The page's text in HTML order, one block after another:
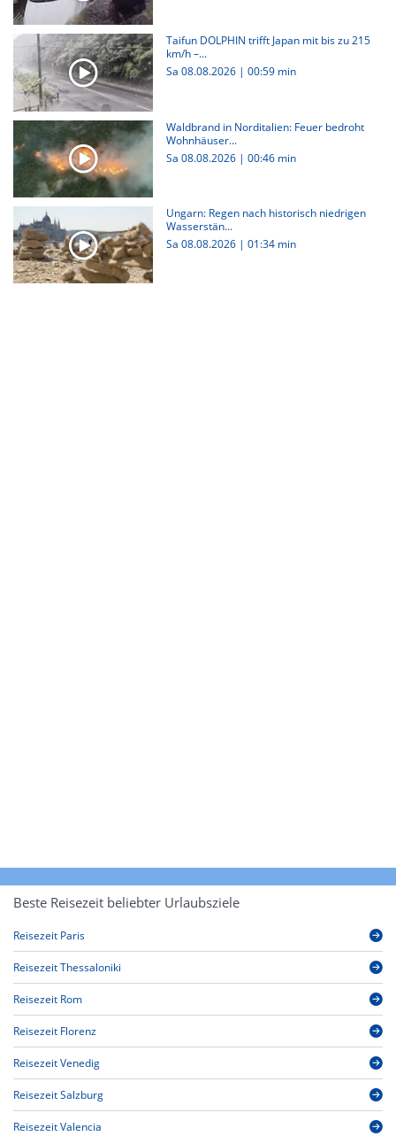
Taifun DOLPHIN trifft Japan mit bis zu 215
km/h –...
Sa 08.08.2026 | 00:59 min
Waldbrand in Norditalien: Feuer bedroht
Wohnhäuser...
Sa 08.08.2026 | 00:46 min
Ungarn: Regen nach historisch niedrigen
Wasserstän...
Sa 08.08.2026 | 01:34 min
Beste Reisezeit beliebter Urlaubsziele
Reisezeit Paris
Reisezeit Thessaloniki
Reisezeit Rom
Reisezeit Florenz
Reisezeit Venedig
Reisezeit Salzburg
Reisezeit Valencia